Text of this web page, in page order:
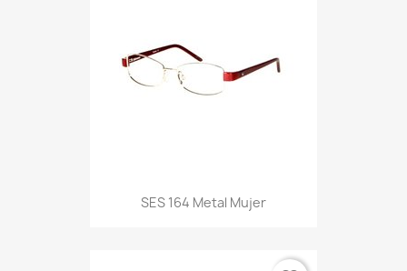
SES 164 Metal Mujer